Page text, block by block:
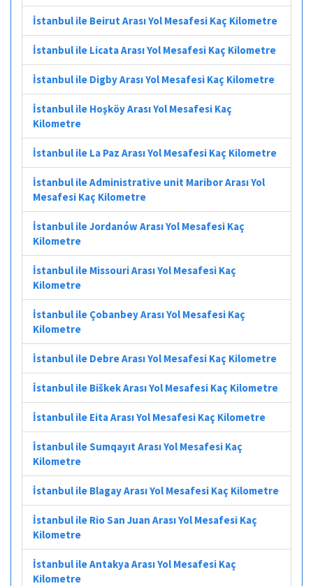
İstanbul ile Beirut Arası Yol Mesafesi Kaç Kilometre
İstanbul ile Licata Arası Yol Mesafesi Kaç Kilometre
İstanbul ile Digby Arası Yol Mesafesi Kaç Kilometre
İstanbul ile Hoşköy Arası Yol Mesafesi Kaç
Kilometre
İstanbul ile La Paz Arası Yol Mesafesi Kaç Kilometre
İstanbul ile Administrative unit Maribor Arası Yol
Mesafesi Kaç Kilometre
İstanbul ile Jordanów Arası Yol Mesafesi Kaç
Kilometre
İstanbul ile Missouri Arası Yol Mesafesi Kaç
Kilometre
İstanbul ile Çobanbey Arası Yol Mesafesi Kaç
Kilometre
İstanbul ile Debre Arası Yol Mesafesi Kaç Kilometre
İstanbul ile Biškek Arası Yol Mesafesi Kaç Kilometre
İstanbul ile Eita Arası Yol Mesafesi Kaç Kilometre
İstanbul ile Sumqayıt Arası Yol Mesafesi Kaç
Kilometre
İstanbul ile Blagay Arası Yol Mesafesi Kaç Kilometre
İstanbul ile Rio San Juan Arası Yol Mesafesi Kaç
Kilometre
İstanbul ile Antakya Arası Yol Mesafesi Kaç
Kilometre